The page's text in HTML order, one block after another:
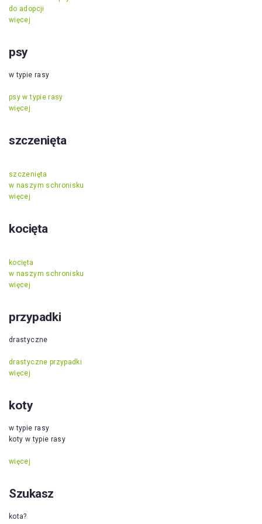
do adopcji
więcej
psy
w typie rasy
psy w typie rasy
więcej
szczenięta
szczenięta
w naszym schronisku
więcej
kocięta
kocięta
w naszym schronisku
więcej
przypadki
drastyczne
drastyczne przypadki
więcej
koty
w typie rasy
koty w typie rasy
więcej
Szukasz
kota?